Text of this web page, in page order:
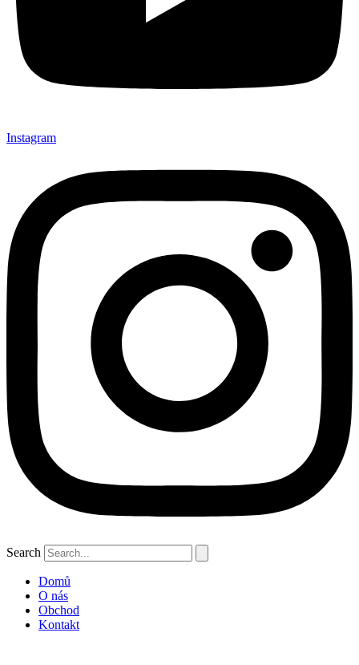
Instagram
Search
Domů
O nás
Obchod
Kontakt